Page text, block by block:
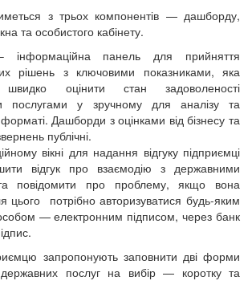
з трьох компонентів — дашборду,
та особистого кабінету.
інформаційна панель для прийняття
рішень з ключовими показниками, яка
швидко оцінити стан задоволеності
послугами у зручному для аналізу та
Дашборди з оцінками від бізнесу та
публічні.
вікні для надання відгуку підприємці
відгук про взаємодію з державними
повідомити про проблему, якщо вона
цього потрібно авторизуватися будь-яким
— електронним підписом, через банк
запропонують заповнити дві форми
послуг на вибір — коротку та